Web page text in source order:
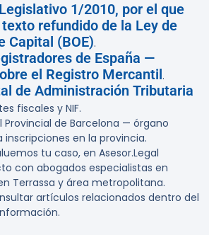
1/2010, por el que
refundido de la Ley de
Capital (BOE).
de España —
el Registro Mercantil.
de Administración Tributaria
fiscales y NIF.
Provincial de Barcelona — órgano
en la provincia.
tu caso, en Asesor.Legal
con abogados especialistas en
Terrassa y área metropolitana.
artículos relacionados dentro del